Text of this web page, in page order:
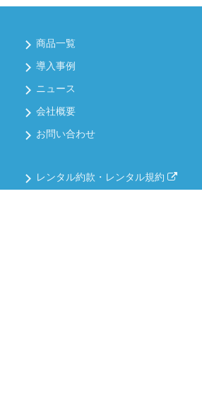
商品一覧
導入事例
ニュース
会社概要
お問い合わせ
レンタル約款・レンタル規約